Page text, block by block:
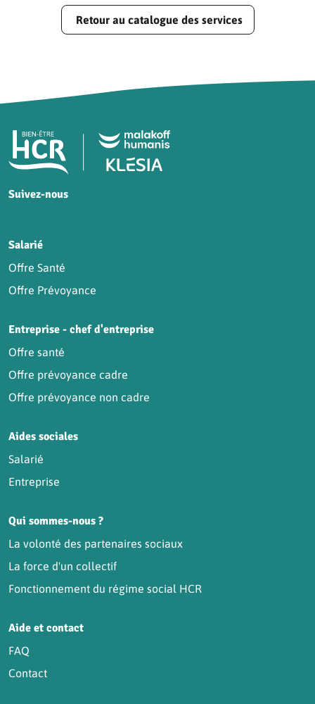
Retour au catalogue des services
Pied de page HCR Bien-Être
Suivez-nous
Salarié
Offre Santé
Offre Prévoyance
Entreprise - chef d'entreprise
Offre santé
Offre prévoyance cadre
Offre prévoyance non cadre
Aides sociales
Salarié
Entreprise
Qui sommes-nous ?
La volonté des partenaires sociaux
La force d'un collectif
Fonctionnement du régime social HCR
Aide et contact
FAQ
Contact